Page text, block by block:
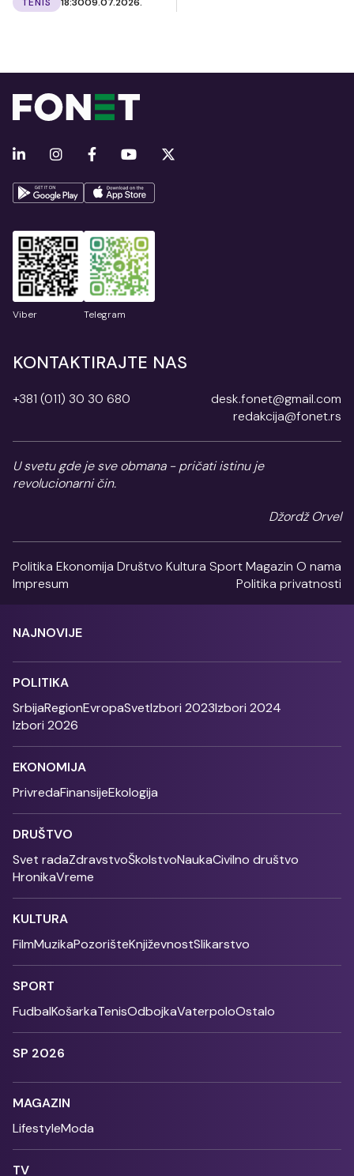
TENIS 18:3009.07.2026.
Viber Telegram
KONTAKTIRAJTE NAS
+381 (011) 30 30 680
desk.fonet@gmail.com
redakcija@fonet.rs
U svetu gde je sve obmana - pričati istinu je
revolucionarni čin.
Džordž Orvel
Politika Ekonomija Društvo Kultura SportMagazin O nama
Impresum
Politika privatnosti
NAJNOVIJE
POLITIKA
SrbijaRegionEvropaSvetIzbori 2023Izbori 2024
Izbori 2026
EKONOMIJA
PrivredaFinansijeEkologija
DRUŠTVO
Svet radaZdravstvoŠkolstvoNaukaCivilno društvo
HronikaVreme
KULTURA
FilmMuzikaPozorišteKnjiževnostSlikarstvo
SPORT
FudbalKošarkaTenisOdbojkaVaterpoloOstalo
SP 2026
MAGAZIN
LifestyleModa
TV